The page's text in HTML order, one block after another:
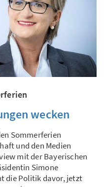
wecken
Sommerferien
und den Medien
mit der Bayerischen
Simone
die Politik davor, jetzt